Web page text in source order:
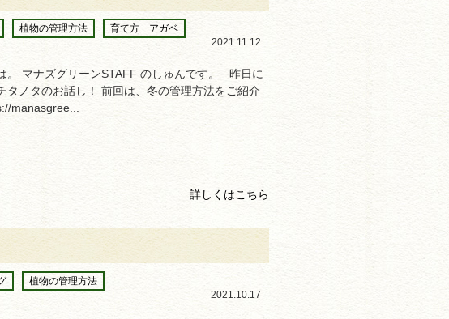
2021.11.12
植物の管理方法 育て方 アガベ
。 マナズグリーンSTAFF のしゅんです。 昨日に
タノタのお話し！ 前回は、冬の管理方法をご紹介
manasgree...
詳しくはこちら
2021.10.17
植物の管理方法